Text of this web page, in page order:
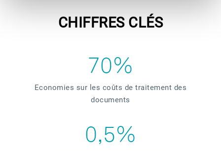
CHIFFRES CLÉS
70%
Economies sur les coûts de traitement des
documents
0,5%